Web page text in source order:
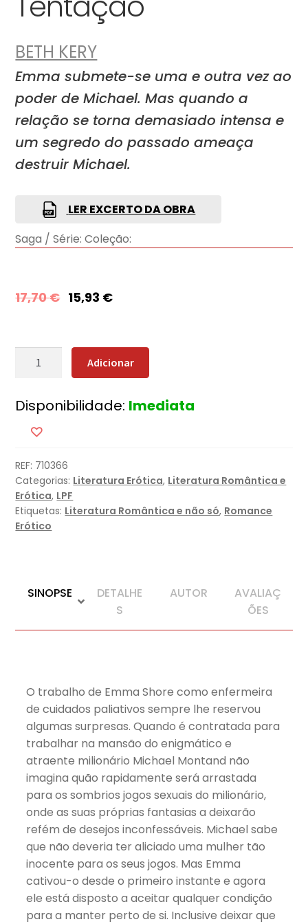
BETH KERY
Emma submete-se uma e outra vez ao
poder de Michael. Mas quando a
relação se torna demasiado intensa e
um segredo do passado ameaça
destruir Michael.
LER EXCERTO DA OBRA
Saga / Série: Coleção:
17,70€ 15,93 €
Quantidade
Adicionar
Disponibilidade: Imediata
REF: 710366
Categorias: Literatura Erótica, Literatura Romântica e
Erótica, LPF
Etiquetas: Literatura Romântica e não só, Romance
Erótico
SINOPSE
DETALHE
S
AUTOR
AVALIAÇ
ÕES
O trabalho de Emma Shore como enfermeira
de cuidados paliativos sempre lhe reservou
algumas surpresas. Quando é contratada para
trabalhar na mansão do enigmático e
atraente milionário Michael Montand não
imagina quão rapidamente será arrastada
para os sombrios jogos sexuais do milionário,
onde as suas próprias fantasias a deixarão
refém de desejos inconfessáveis. Michael sabe
que não deveria ter aliciado uma mulher tão
inocente para os seus jogos. Mas Emma
cativou-o desde o primeiro instante e agora
ele está disposto a aceitar qualquer condição
para a manter perto de si. Inclusive deixar que